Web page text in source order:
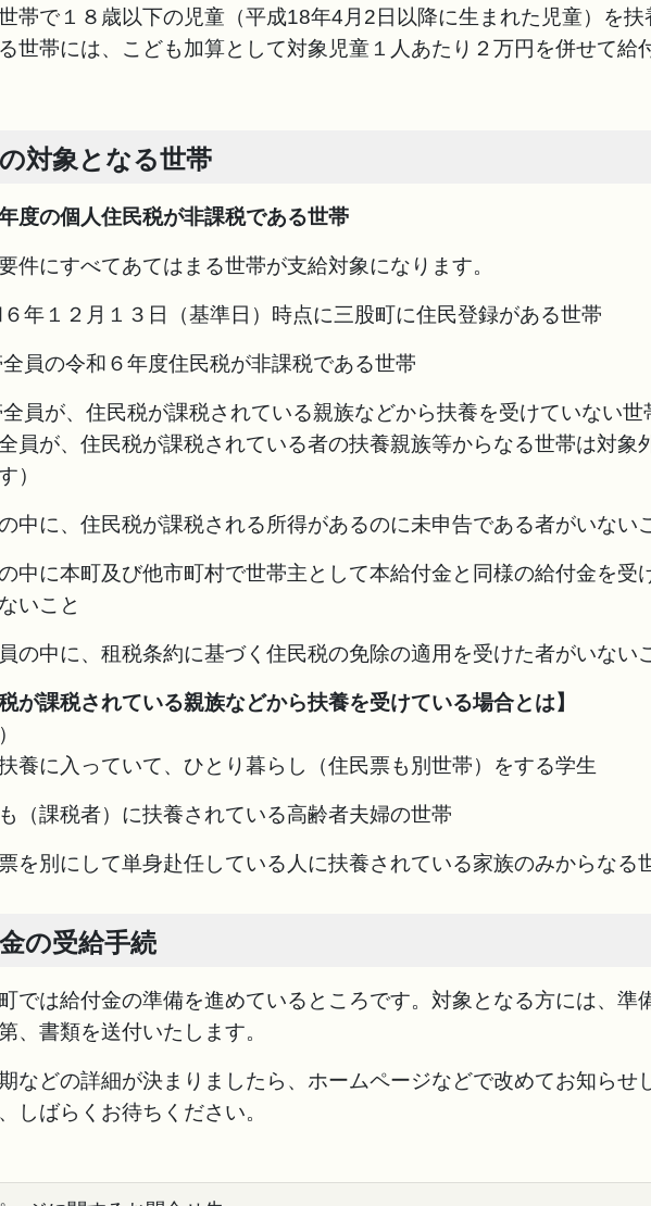
帯で１８歳以下の児童（平成18年4月2日以降に生まれた児童）を扶
世帯には、こども加算として対象児童１人あたり２万円を併せて給
対象となる世帯
度の個人住民税が非課税である世帯
件にすべてあてはまる世帯が支給対象になります。
年１２月１３日（基準日）時点に三股町に住民登録がある世帯
員の令和６年度住民税が非課税である世帯
員が、住民税が課税されている親族などから扶養を受けていない世
全員が、住民税が課税されている者の扶養親族等からなる世帯は対象
）
中に、住民税が課税される所得があるのに未申告である者がいない
中に本町及び他市町村で世帯主として本給付金と同様の給付金を受
いこと
の中に、租税条約に基づく住民税の免除の適用を受けた者がいない
税が課税されている親族などから扶養を受けている場合とは】
扶養に入っていて、ひとり暮らし（住民票も別世帯）をする学生
も（課税者）に扶養されている高齢者夫婦の世帯
票を別にして単身赴任している人に扶養されている家族のみからなる
の受給手続
では給付金の準備を進めているところです。対象となる方には、準
、書類を送付いたします。
などの詳細が決まりましたら、ホームページなどで改めてお知らせ
しばらくお待ちください。